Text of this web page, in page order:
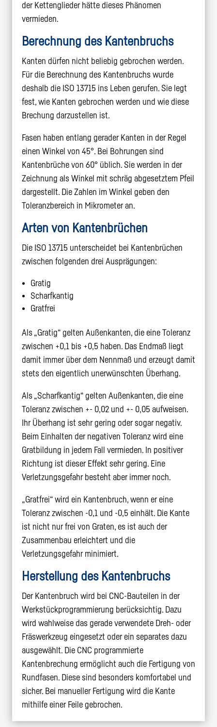
der Kettenglieder hätte dieses Phänomen
vermieden.
Berechnung des Kantenbruchs
Kanten dürfen nicht beliebig gebrochen werden.
Für die Berechnung des Kantenbruchs wurde
deshalb die ISO 13715 ins Leben gerufen. Sie legt
fest, wie Kanten gebrochen werden und wie diese
Brechung darzustellen ist.
Fasen haben entlang gerader Kanten in der Regel
einen Winkel von 45°. Bei Bohrungen sind
Kantenbrüche von 60° üblich. Sie werden in der
Zeichnung als Winkel mit schräg abgesetztem Pfeil
dargestellt. Die Zahlen im Winkel geben den
Toleranzbereich in Mikrometer an.
Arten von Kantenbrüchen
Die ISO 13715 unterscheidet bei Kantenbrüchen
zwischen folgenden drei Ausprägungen:
Gratig
Scharfkantig
Gratfrei
Als „Gratig“ gelten Außenkanten, die eine Toleranz
zwischen +0,1 bis +0,5 haben. Das Endmaß liegt
damit immer über dem Nennmaß und erzeugt damit
stets den eigentlich unerwünschten Überhang.
Als „Scharfkantig“ gelten Außenkanten, die eine
Toleranz zwischen +- 0,02 und +- 0,05 aufweisen.
Ihr Überhang ist sehr gering oder sogar negativ.
Beim Einhalten der negativen Toleranz wird eine
Gratbildung in jedem Fall vermieden. In positiver
Richtung ist dieser Effekt sehr gering. Eine
Verletzungsgefahr besteht aber immer noch.
„Gratfrei“ wird ein Kantenbruch, wenn er eine
Toleranz zwischen -0,1 und -0,5 einhält. Die Kante
ist nicht nur frei von Graten, es ist auch der
Zusammenbau erleichtert und die
Verletzungsgefahr minimiert.
Herstellung des Kantenbruchs
Der Kantenbruch wird bei CNC-Bauteilen in der
Werkstückprogrammierung berücksichtig. Dazu
wird wahlweise das gerade verwendete Dreh- oder
Fräswerkzeug eingesetzt oder ein separates dazu
ausgewählt. Die CNC programmierte
Kantenbrechung ermöglicht auch die Fertigung von
Rundfasen. Diese sind besonders komfortabel und
sicher. Bei manueller Fertigung wird die Kante
mithilfe einer Feile gebrochen.